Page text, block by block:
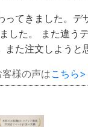
てきました。デ
した。 また違う
また注文しようと
様の声はこちら>